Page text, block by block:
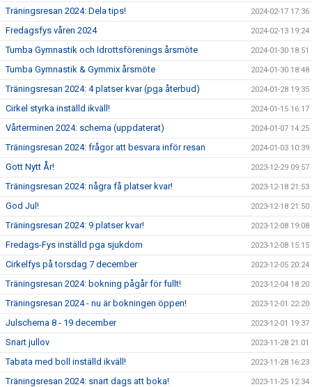
Träningsresan 2024: Dela tips! 2024-02-17 17:36
Fredagsfys våren 2024 2024-02-13 19:24
Tumba Gymnastik och Idrottsförenings årsmöte 2024-01-30 18:51
Tumba Gymnastik & Gymmix årsmöte 2024-01-30 18:48
Träningsresan 2024: 4 platser kvar (pga återbud) 2024-01-28 19:35
Cirkel styrka inställd ikväll! 2024-01-15 16:17
Vårterminen 2024: schema (uppdaterat) 2024-01-07 14:25
Träningsresan 2024: frågor att besvara inför resan 2024-01-03 10:39
Gott Nytt År! 2023-12-29 09:57
Träningsresan 2024: några få platser kvar! 2023-12-18 21:53
God Jul! 2023-12-18 21:50
Träningsresan 2024: 9 platser kvar! 2023-12-08 19:08
Fredags-Fys inställd pga sjukdom 2023-12-08 15:15
Cirkelfys på torsdag 7 december 2023-12-05 20:24
Träningsresan 2024: bokning pågår för fullt! 2023-12-04 18:20
Träningsresan 2024 - nu är bokningen öppen! 2023-12-01 22:20
Julschema 8 - 19 december 2023-12-01 19:37
Snart jullov 2023-11-28 21:01
Tabata med boll inställd ikväll! 2023-11-28 16:23
Träningsresan 2024: snart dags att boka! 2023-11-25 12:34